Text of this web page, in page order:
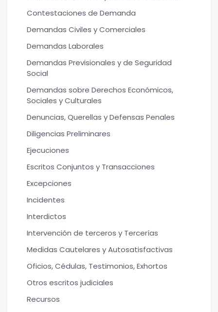
Contestaciones de Demanda
Demandas Civiles y Comerciales
Demandas Laborales
Demandas Previsionales y de Seguridad
Social
Demandas sobre Derechos Económicos,
Sociales y Culturales
Denuncias, Querellas y Defensas Penales
Diligencias Preliminares
Ejecuciones
Escritos Conjuntos y Transacciones
Excepciones
Incidentes
Interdictos
Intervención de terceros y Tercerías
Medidas Cautelares y Autosatisfactivas
Oficios, Cédulas, Testimonios, Exhortos
Otros escritos judiciales
Recursos